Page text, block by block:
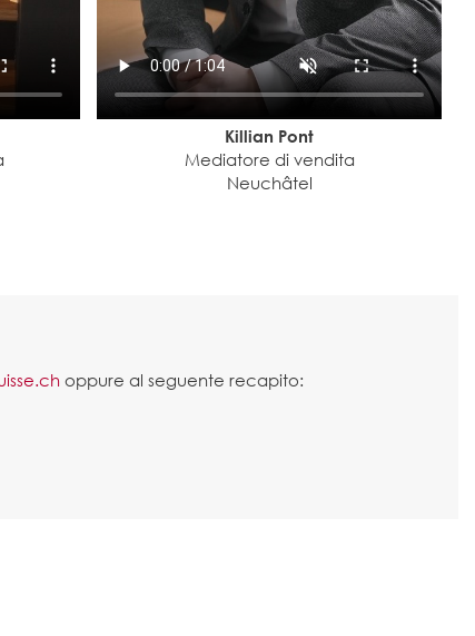
Killian Pont
Mediatore di vendita
Neuchâtel
oppure al seguente recapito: